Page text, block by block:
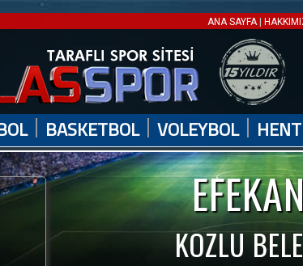
ANA SAYFA|
| BASKETBOL | VOLEYBOL |
KOZLU